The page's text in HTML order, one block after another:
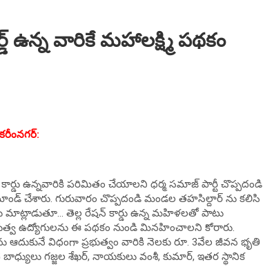
ఉన్న వారికే మహాలక్ష్మి పథకం
కార్డు ఉన్నవారికి పరిమితం చేయాలని ధర్మ సమాజ్ పార్టీ చొప్పదండి
చేశారు. గురువారం చొప్పదండి మండల తహసిల్దార్ ను కలిసి
మాట్లాడుతూ… తెల్ల రేషన్ కార్డు ఉన్న మహిళలతో పాటు
ఉద్యోగులను ఈ పథకం నుండి మినహించాలని కోరారు.
ఆదుకునే విధంగా ప్రభుత్వం వారికి నెలకు రూ. 3వేల జీవన భృతి
గజ్జల శేఖర్, నాయకులు వంశీ, కుమార్, ఇతర స్థానిక